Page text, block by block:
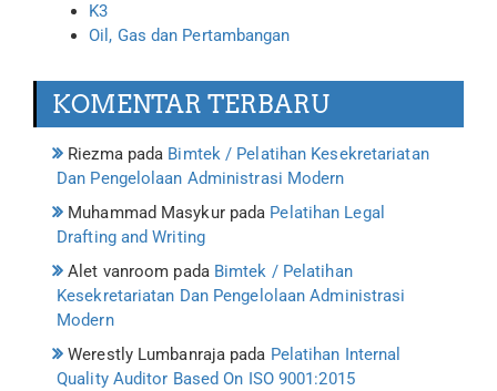
K3
Oil, Gas dan Pertambangan
KOMENTAR TERBARU
Riezmapada Bimtek / Pelatihan Kesekretariatan
Dan Pengelolaan Administrasi Modern
Muhammad Masykurpada Pelatihan Legal
Drafting and Writing
Alet vanroom pada Bimtek / Pelatihan
Kesekretariatan Dan Pengelolaan Administrasi
Modern
Werestly Lumbanraja pada Pelatihan Internal
Quality Auditor Based On ISO 9001:2015